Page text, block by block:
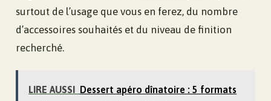
surtout de l’usage que vous en ferez, du nombre
d’accessoires souhaités et du niveau de finition
recherché.
LIRE AUSSI Dessert apéro dînatoire : 5 formats